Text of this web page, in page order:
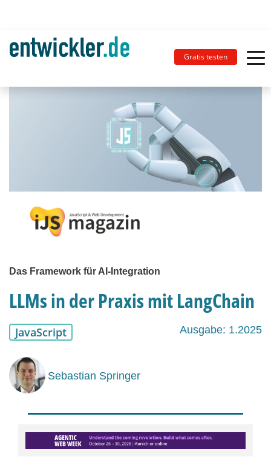
Gratis testen
Das Framework für AI-Integration
LLMs in der Praxis mit LangChain
JavaScript Ausgabe: 1.2025
Sebastian Springer